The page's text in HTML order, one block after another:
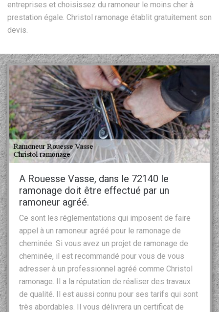
entreprises et choisissez du ramoneur le moins cher à
prestation égale. Christol ramonage établit gratuitement son
devis.
A Rouesse Vasse, dans le 72140 le
ramonage doit être effectué par un
ramoneur agréé.
Ce sont les réglementations qui imposent de faire
appel à un ramoneur agréé pour le ramonage de
cheminée. Si vous avez un projet de ramonage de
cheminée, il est recommandé pour vous de vous
adresser à un professionnel agréé comme Christol
ramonage. Il a la réputation de réaliser des travaux
de qualité. Il est aussi connu pour ses tarifs qui sont
très abordables. Il vous délivrera un certificat de